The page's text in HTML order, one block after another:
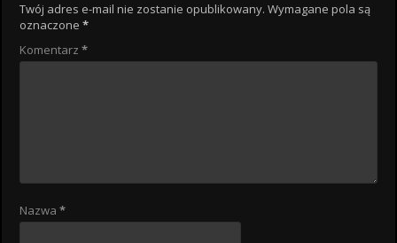
Twój adres e-mail nie zostanie opublikowany. Wymagane pola są
oznaczone*
Komentarz*
Nazwa*